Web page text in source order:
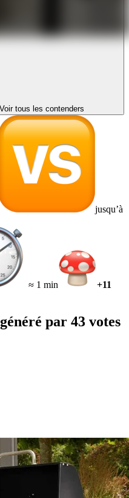
Voir tous les contenders
jusqu’à
≈ 1 min
+11
généré par 43 votes